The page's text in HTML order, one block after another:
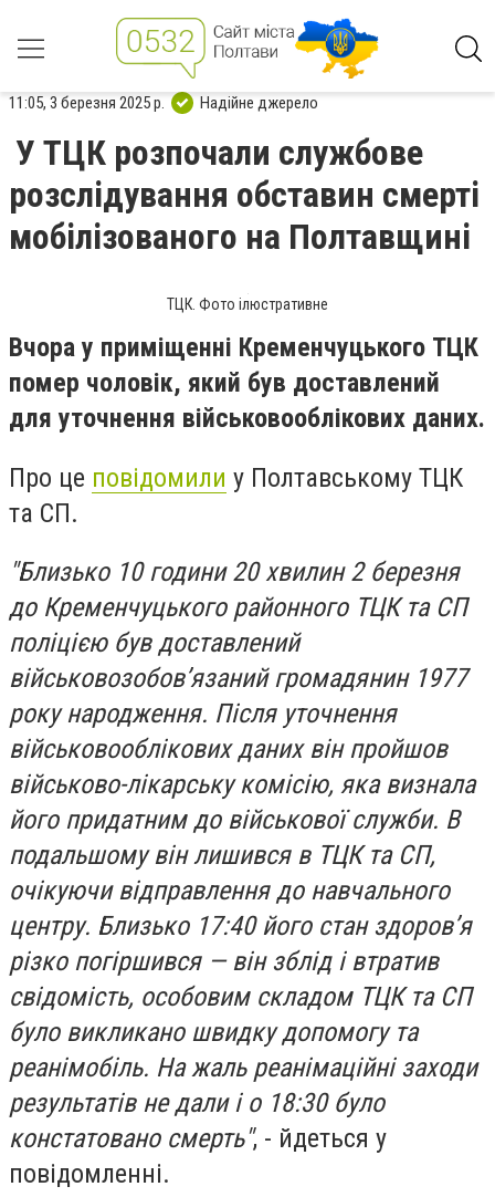
11:05, 3 березня 2025 р. Надійне джерело
У ТЦК розпочали службове
розслідування обставин смерті
мобілізованого на Полтавщині
ТЦК. Фото ілюстративне
Вчора у приміщенні Кременчуцького ТЦК
помер чоловік, який був доставлений
для уточнення військовооблікових даних.
Про це повідомили у Полтавському ТЦК
та СП.
"Близько 10 години 20 хвилин 2 березня
до Кременчуцького районного ТЦК та СП
поліцією був доставлений
військовозобов’язаний громадянин 1977
року народження. Після уточнення
військовооблікових даних він пройшов
військово-лікарську комісію, яка визнала
його придатним до військової служби. В
подальшому він лишився в ТЦК та СП,
очікуючи відправлення до навчального
центру. Близько 17:40 його стан здоров’я
різко погіршився — він зблід і втратив
свідомість, особовим складом ТЦК та СП
було викликано швидку допомогу та
реанімобіль. На жаль реанімаційні заходи
результатів не дали і о 18:30 було
констатовано смерть", - йдеться у
повідомленні.